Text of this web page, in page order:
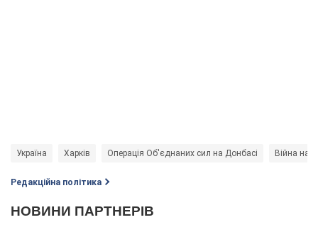
Україна Харків Операція Об'єднаних сил на Донбасі Війна на
Редакційна політика